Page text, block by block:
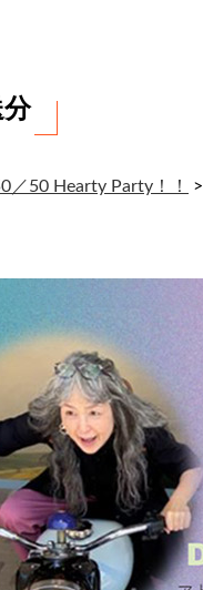
／50 Hearty Party！！ >